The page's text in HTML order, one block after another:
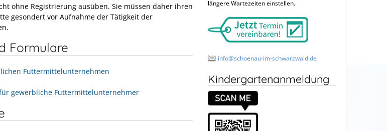
ohne Registrierung ausüben. Sie müssen daher ihren
gesondert vor Aufnahme der Tätigkeit der
Formulare
Futtermittelunternehmen
gewerbliche Futtermittelunternehmer
längere Wartezeiten einstellen.
info@schoenau-im-schwarzwald.de
Kindergartenanmeldung